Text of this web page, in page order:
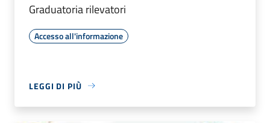
Graduatoria rilevatori
Accesso all'informazione
LEGGI DI PIÙ